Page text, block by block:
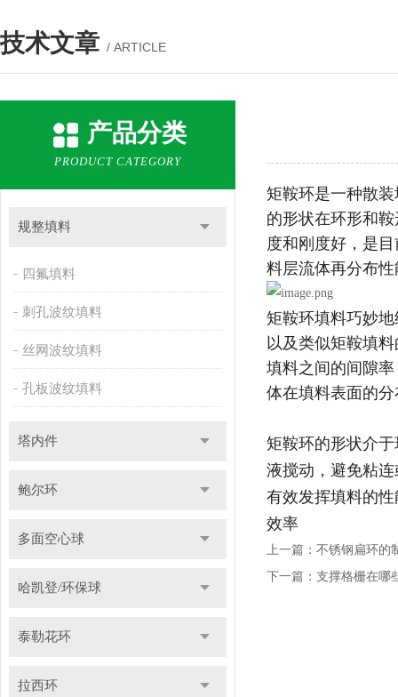
技术文章 / ARTICLE
产品分类
PRODUCT CATEGORY
规整填料
四氟填料
刺孔波纹填料
丝网波纹填料
孔板波纹填料
塔内件
鲍尔环
多面空心球
哈凯登/环保球
泰勒花环
拉西环
矩鞍环是一种散
的形状在环形和
度和刚度好，是
料层流体再分布
矩鞍环填料巧妙
以及类似矩鞍填
填料之间的间隙
体在填料表面的
矩鞍环的形状介
液搅动，避免粘
有效发挥填料的
效率
上一篇： 不锈钢扁环的
下一篇： 支撑格栅在哪